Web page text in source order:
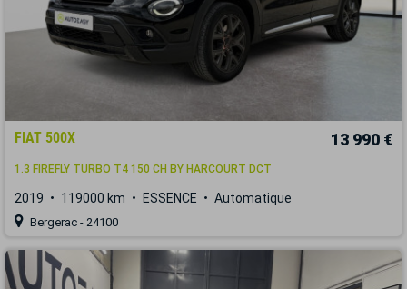
FIAT 500X 13 990 €
1.3 FIREFLY TURBO T4 150 CH BY HARCOURT DCT
2019 119000 km ESSENCE Automatique
Bergerac - 24100